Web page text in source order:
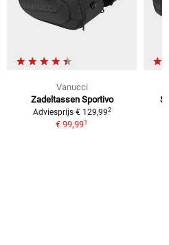
Vanucci
Zadeltassen Sportivo
Adviesprijs € 129,992
€ 99,991